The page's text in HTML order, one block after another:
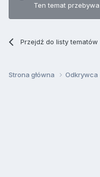
Ten temat
Przejdź do listy tematów
Strona główna Odkrywca